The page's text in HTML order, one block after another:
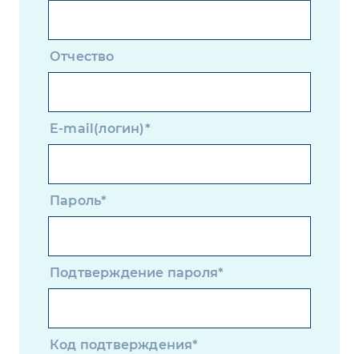
Отчество
E-mail(логин)*
Пароль*
Подтверждение пароля*
Код подтверждения*